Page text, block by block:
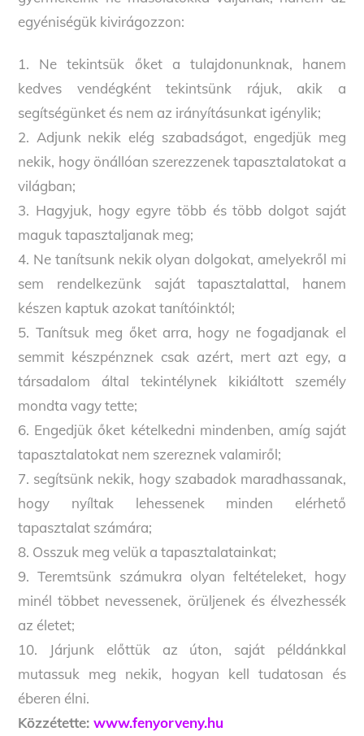
egyéniségük kivirágozzon:
1. Ne tekintsük őket a tulajdonunknak, hanem
kedves vendégként tekintsünk rájuk, akik a
segítségünket és nem az irányításunkat igénylik;
2. Adjunk nekik elég szabadságot, engedjük meg
nekik, hogy önállóan szerezzenek tapasztalatokat a
világban;
3. Hagyjuk, hogy egyre több és több dolgot saját
maguk tapasztaljanak meg;
4. Ne tanítsunk nekik olyan dolgokat, amelyekről mi
sem rendelkezünk saját tapasztalattal, hanem
készen kaptuk azokat tanítóinktól;
5. Tanítsuk meg őket arra, hogy ne fogadjanak el
semmit készpénznek csak azért, mert azt egy, a
társadalom által tekintélynek kikiáltott személy
mondta vagy tette;
6. Engedjük őket kételkedni mindenben, amíg saját
tapasztalatokat nem szereznek valamiről;
7. segítsünk nekik, hogy szabadok maradhassanak,
hogy nyíltak lehessenek minden elérhető
tapasztalat számára;
8. Osszuk meg velük a tapasztalatainkat;
9. Teremtsünk számukra olyan feltételeket, hogy
minél többet nevessenek, örüljenek és élvezhessék
az életet;
10. Járjunk előttük az úton, saját példánkkal
mutassuk meg nekik, hogyan kell tudatosan és
éberen élni.
Közzétette:www.fenyorveny.hu